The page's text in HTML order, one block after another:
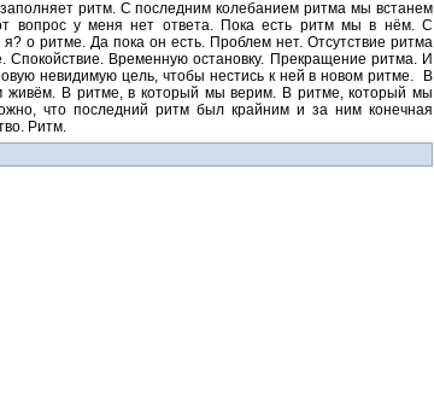
ритм. С последним колебанием ритма мы встанем
вопрос у меня нет ответа. Пока есть ритм мы в нём. С
о ритме. Да пока он есть. Проблем нет. Отсутствие ритма
Спокойствие. Временную остановку. Прекращение ритма. И
невидимую цель, чтобы нестись к ней в новом ритме.
В
живём. В ритме, в который мы верим. В ритме, который мы
что последний ритм был крайним и за ним конечная
Ритм.